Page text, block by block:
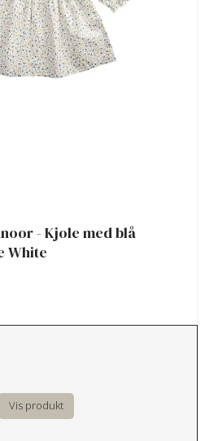
- Kjole med blå
White
Vis produkt